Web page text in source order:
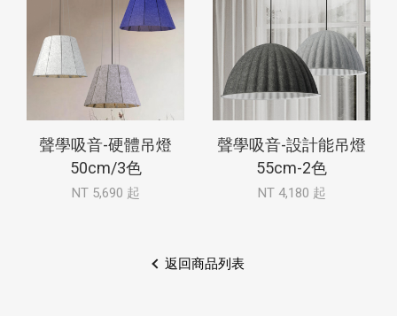
聲學吸音-硬體吊燈
50cm/3色
NT 5,690 起
聲學吸音-設計能吊燈
55cm-2色
NT 4,180 起
返回商品列表